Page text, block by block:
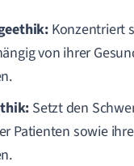
Konzentriert
von ihrer
Setzt den
Patienten sowie